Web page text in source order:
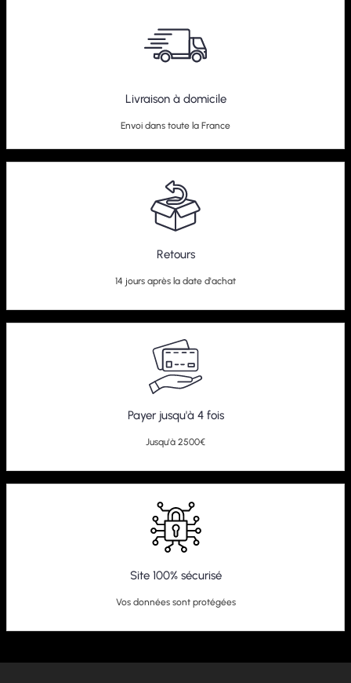
Livraison à domicile
Envoi dans toute la France
Retours
14 jours après la date d'achat
Payer jusqu'à 4 fois
Jusqu'à 2500€
Site 100% sécurisé
Vos données sont protégées